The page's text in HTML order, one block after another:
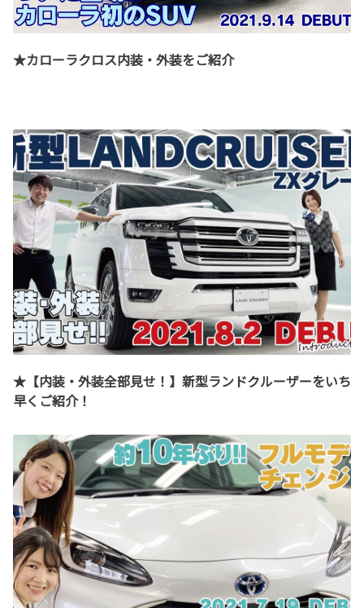
★カローラクロス内装・外装をご紹介
★【内装・外装全部見せ！】新型ランドクルーザーをいち
早くご紹介！